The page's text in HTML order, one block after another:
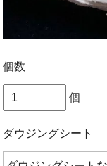
個数
個
ダウジングシート